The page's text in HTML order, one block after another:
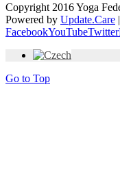
Copyright 2016 Yoga
Powered by Update.Care |
FacebookYouTubeTwitter
Go to Top